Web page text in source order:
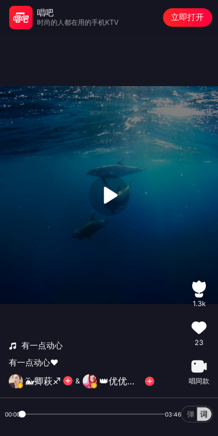
有一点动心
有一点动心❤
🐳卿萩♐️ & 👑优优爸爸👑
1.3k
23
唱同款
00:00 03:46
唱吧
时尚的人都在用的手机KTV
立即打开